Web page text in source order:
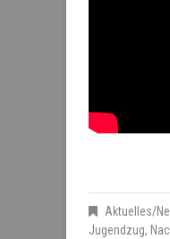
Aktuelles/
Jugendzug,